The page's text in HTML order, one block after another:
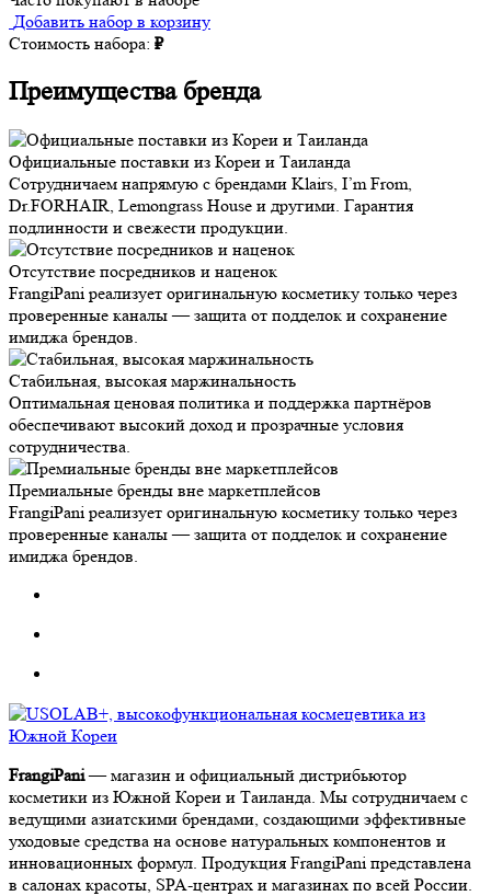
Добавить набор в корзину
Стоимость набора: ₽
Преимущества бренда
Официальные поставки из Кореи и Таиланда
Сотрудничаем напрямую с брендами Klairs, I’m From,
Dr.FORHAIR, Lemongrass House и другими. Гарантия
подлинности и свежести продукции.
Отсутствие посредников и наценок
FrangiPani реализует оригинальную косметику только через
проверенные каналы — защита от подделок и сохранение
имиджа брендов.
Стабильная, высокая маржинальность
Оптимальная ценовая политика и поддержка партнёров
обеспечивают высокий доход и прозрачные условия
сотрудничества.
Премиальные бренды вне маркетплейсов
FrangiPani реализует оригинальную косметику только через
проверенные каналы — защита от подделок и сохранение
имиджа брендов.
FrangiPani— магазин и официальный дистрибьютор
косметики из Южной Кореи и Таиланда. Мы сотрудничаем с
ведущими азиатскими брендами, создающими эффективные
уходовые средства на основе натуральных компонентов и
инновационных формул. Продукция FrangiPani представлена
в салонах красоты, SPA-центрах и магазинах по всей России.